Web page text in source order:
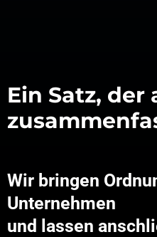
Ein Satz, der
Wir bringen
Unternehmen
und lassen